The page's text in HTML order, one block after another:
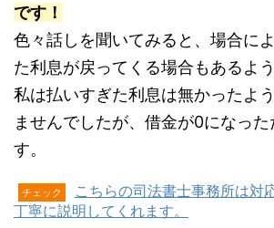
です！
色々話しを聞いてみると、場合に
た利息が戻ってくる場合もあるよう
私は払いすぎた利息は無かったよ
ませんでしたが、借金が0になっ
す。
チェック
こちらの司法書士事務所は対
丁寧に説明してくれます。